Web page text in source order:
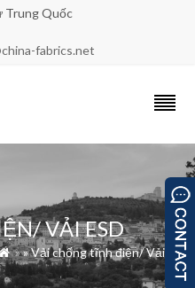
Trung Quốc
fabrics.net
VẢI ESD
»»Vải chống tĩnh điện/ Vải ESD